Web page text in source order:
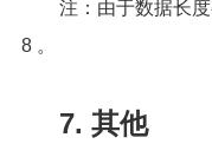
注：由于数据长
8 。
7. 其他